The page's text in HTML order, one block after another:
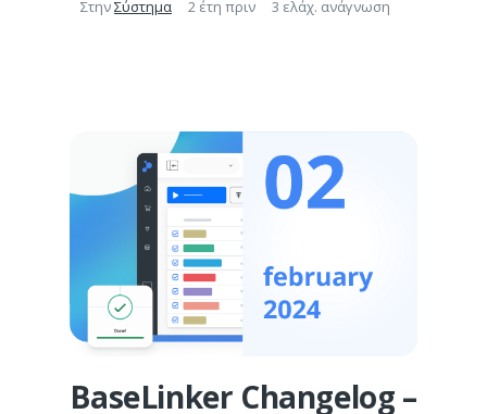
ΣτηνΣύστημα 2 έτη πριν 3 ελάχ. ανάγνωση
BaseLinker Changelog –